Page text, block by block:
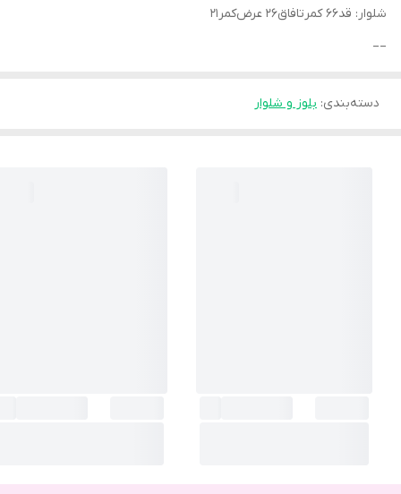
شلوار: قد۶۶ کمرتافاق۲۶ عرض‌کمر۲۱
__
دسته‌بندی: بلوز و شلوار